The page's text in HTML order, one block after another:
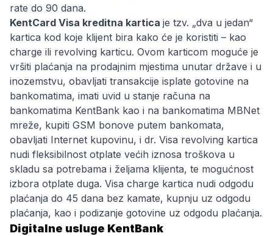
rate do 90 dana.
KentCard Visa kreditna kartica je tzv. „dva u jedan“
kartica kod koje klijent bira kako će je koristiti – kao
charge ili revolving karticu. Ovom karticom moguće je
vršiti plaćanja na prodajnim mjestima unutar države i u
inozemstvu, obavljati transakcije isplate gotovine na
bankomatima, imati uvid u stanje računa na
bankomatima KentBank kao i na bankomatima MBNet
mreže, kupiti GSM bonove putem bankomata,
obavljati Internet kupovinu, i dr. Visa revolving kartica
nudi fleksibilnost otplate većih iznosa troškova u
skladu sa potrebama i željama klijenta, te mogućnost
izbora otplate duga. Visa charge kartica nudi odgodu
plaćanja do 45 dana bez kamate, kupnju uz odgodu
plaćanja, kao i podizanje gotovine uz odgodu plaćanja.
Digitalne usluge KentBank